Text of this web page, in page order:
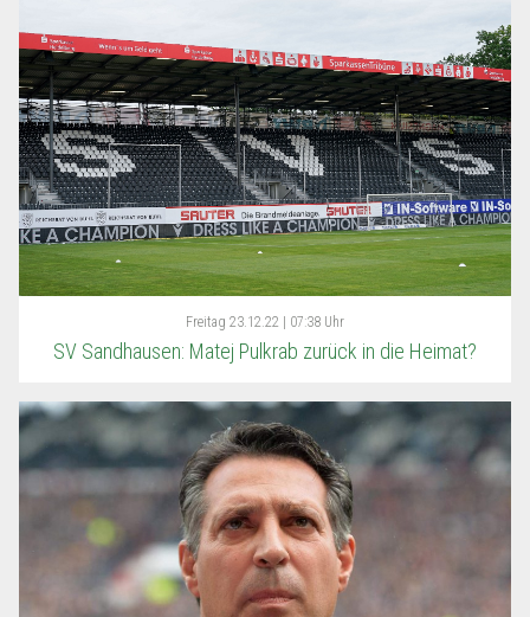
Freitag 23.12.22 | 07:38 Uhr
SV Sandhausen: Matej Pulkrab zurück in die Heimat?